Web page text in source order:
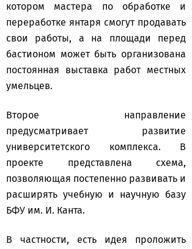
котором мастера по обработке и
переработке янтаря смогут продавать
свои работы, а на площади перед
бастионом может быть организована
постоянная выставка работ местных
умельцев.
Второе направление
предусматривает развитие
университетского комплекса. В
проекте представлена схема,
позволяющая постепенно развивать и
расширять учебную и научную базу
БФУ им. И. Канта.
В частности, есть идея проложить